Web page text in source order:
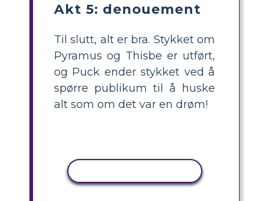
Akt 5: denouement
Til slutt, alt er bra. Stykket om
Pyramus og Thisbe er utført,
og Puck ender stykket ved å
spørre publikum til å huske
alt som om det var en drøm!